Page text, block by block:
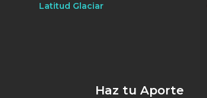
Latitud Glaciar
Haz tu Aporte